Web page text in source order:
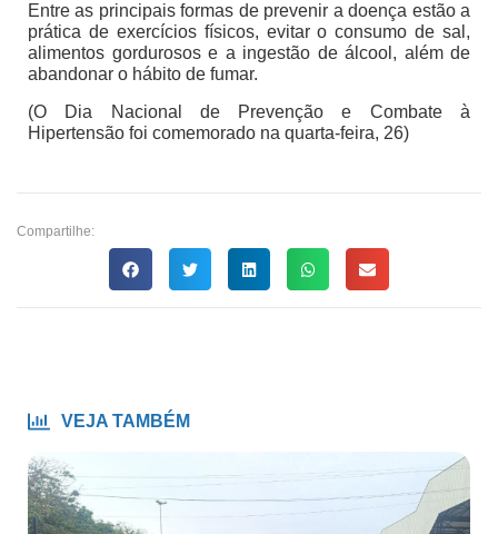
Entre as principais formas de prevenir a doença estão a
prática de exercícios físicos, evitar o consumo de sal,
alimentos gordurosos e a ingestão de álcool, além de
abandonar o hábito de fumar.
(O Dia Nacional de Prevenção e Combate à
Hipertensão foi comemorado na quarta-feira, 26)
Compartilhe:
VEJA TAMBÉM